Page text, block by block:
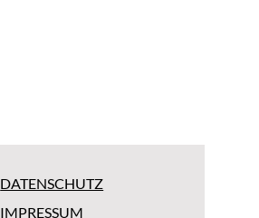
DATENSCHUTZ
IMPRESSUM